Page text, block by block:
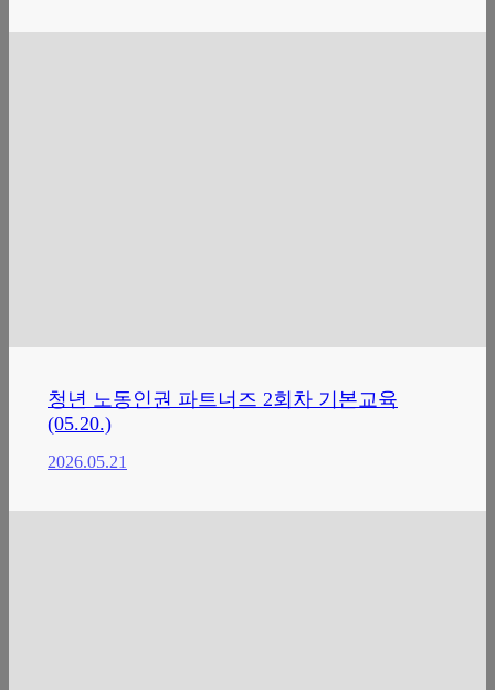
청년 노동인권 파트너즈 2회차 기본교육
(05.20.)
2026.05.21